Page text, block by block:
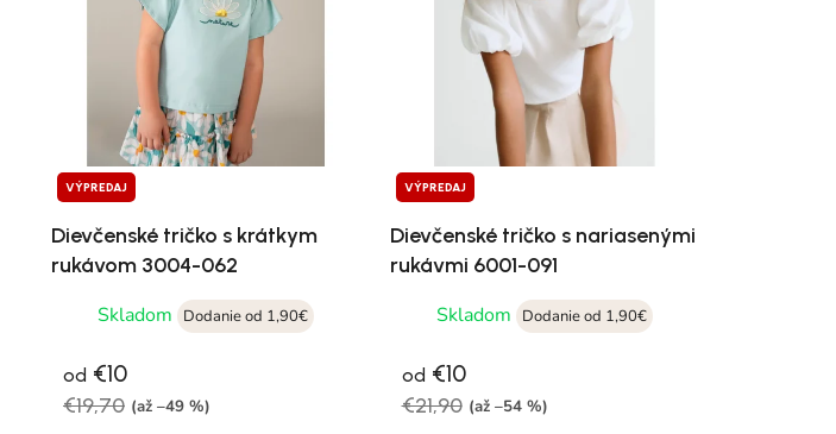
VÝPREDAJ
Dievčenské tričko s krátkym
rukávom 3004-062
Skladom Dodanie od 1,90€
od €10
€19,70 (až –49 %)
VÝPREDAJ
Dievčenské tričko s nariasenými
rukávmi 6001-091
Skladom
Dodanie od 1,90€
od €10
€21,90 (až –54 %)